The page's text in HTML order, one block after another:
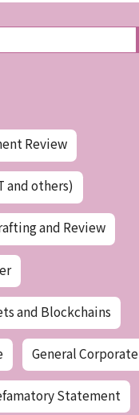
Review
and others)
and Review
and Blockchains
General Corporate
Statement